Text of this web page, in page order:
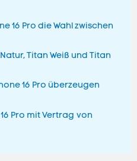
16 Pro die Wahl zwischen
Titan Weiß und Titan
16 Pro überzeugen
Pro mit Vertrag von